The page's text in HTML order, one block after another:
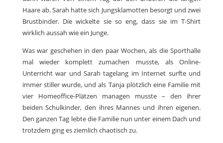
Haare ab. Sarah hatte sich Jungsklamotten besorgt und zwei
Brustbinder. Die wickelte sie so eng, dass sie im T-Shirt
wirklich aussah wie ein Junge.
Was war geschehen in den paar Wochen, als die Sporthalle
mal wieder komplett zumachen musste, als Online-
Unterricht war und Sarah tagelang im Internet surfte und
immer stiller wurde, und als Tanja plötzlich eine Familie mit
vier Homeoffice-Plätzen managen musste – den ihrer
beiden Schulkinder, den ihres Mannes und ihren eigenen.
Den ganzen Tag lebte die Familie nun unter einem Dach und
trotzdem ging es ziemlich chaotisch zu.